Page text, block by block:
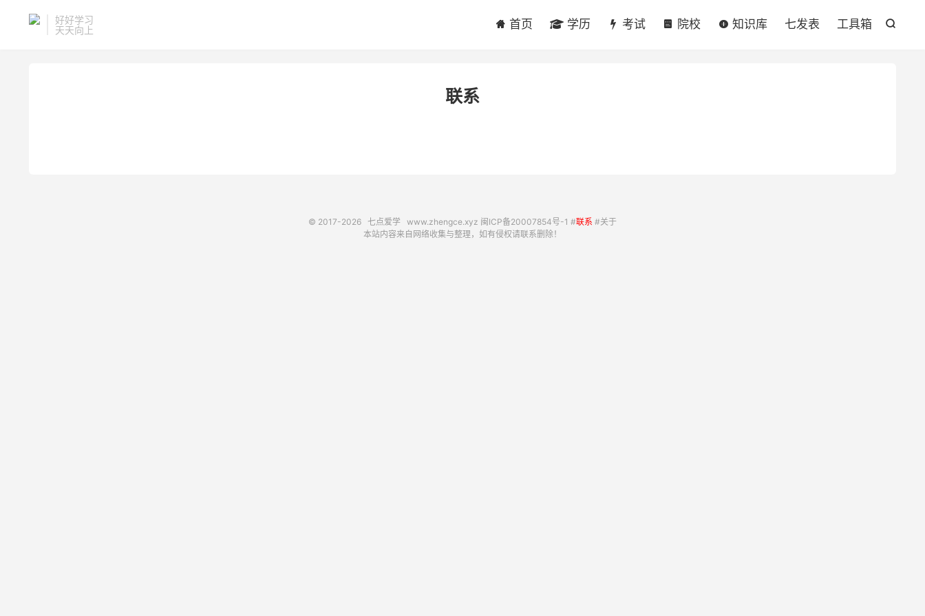
好好学习
天天向上

首页 学历 考试 院校 知识库 七发表 工具箱
联系
© 2017-2026 七点爱学 www.zhengce.xyz 闽ICP备20007854号-1 #联系 #关于
本站内容来自网络收集与整理，如有侵权请联系删除！